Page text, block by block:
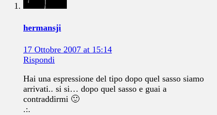
hermansji
17 Ottobre 2007 at 15:14
Rispondi
Hai una espressione del tipo dopo quel sasso siamo
arrivati.. si si… dopo quel sasso e guai a
contraddirmi 🙂
.:.